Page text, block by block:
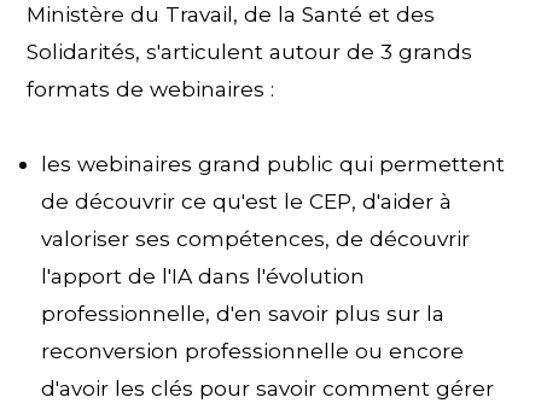
Ministère du Travail, de la Santé et des
Solidarités, s'articulent autour de 3 grands
formats de webinaires :
les webinaires grand public qui permettent
de découvrir ce qu'est le CEP, d'aider à
valoriser ses compétences, de découvrir
l'apport de l'IA dans l'évolution
professionnelle, d'en savoir plus sur la
reconversion professionnelle ou encore
d'avoir les clés pour savoir comment gérer